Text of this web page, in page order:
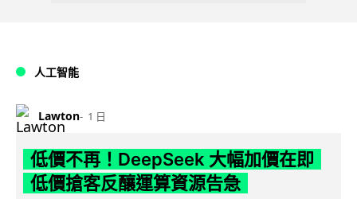
人工智能
Lawton 1 日
低價不再！DeepSeek 大幅加價在即
低價搶客反釀運算資源告急